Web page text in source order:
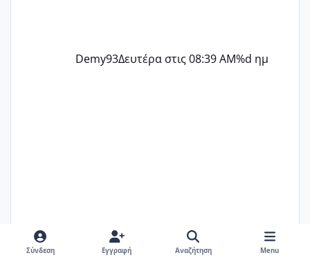
Demy93Δευτέρα στις 08:39 AM%d ημ
melitiniღ Τρίτη στις 08:38 PM
Σύνδεση Εγγραφή Αναζήτηση Menu